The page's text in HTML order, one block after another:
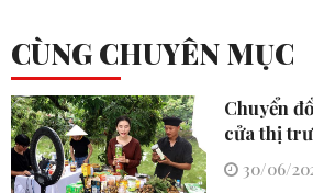
CÙNG CHUYÊN MỤC
Chuyển
cửa thị
30/06/